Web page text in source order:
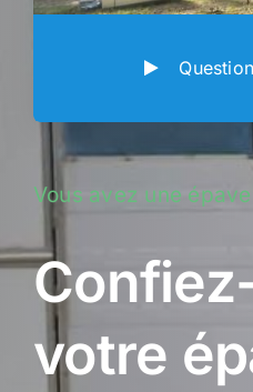
Vous avez une
votre